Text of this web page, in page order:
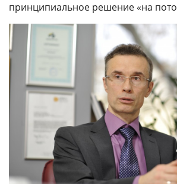
принципиальное решение «на